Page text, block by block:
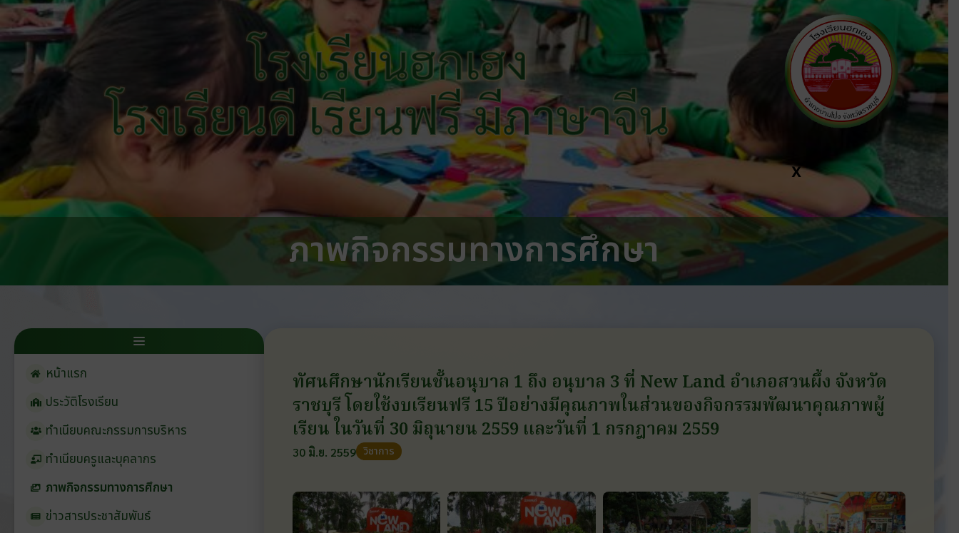
โรงเรียนฮกเฮง
โรงเรียนดี เรียนฟรี มีภาษาจีน
ภาพกิจกรรมทางการศึกษา
หน้าแรก
ประวัติโรงเรียน
ทำเนียบคณะกรรมการบริหาร
ทำเนียบครูและบุคลากร
ภาพกิจกรรมทางการศึกษา
ข่าวสารประชาสัมพันธ์
ทัศนศึกษานักเรียนชั้นอนุบาล 1 ถึง อนุบาล 3 ที่ New Land อำเภอสวนผึ้ง จังหวัด
ราชบุรี โดยใช้งบเรียนฟรี 15 ปีอย่างมีคุณภาพในส่วนของกิจกรรมพัฒนาคุณภาพผู้
เรียน ในวันที่ 30 มิถุนายน 2559 และวันที่ 1 กรกฎาคม 2559
30 มิ.ย. 2559 วิชาการ
X